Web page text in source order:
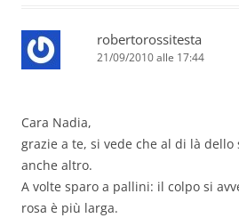
robertorossitesta
21/09/2010 alle 17:44
Cara Nadia,
grazie a te, si vede che al di là dello
anche altro.
A volte sparo a pallini: il colpo si
rosa è più larga.